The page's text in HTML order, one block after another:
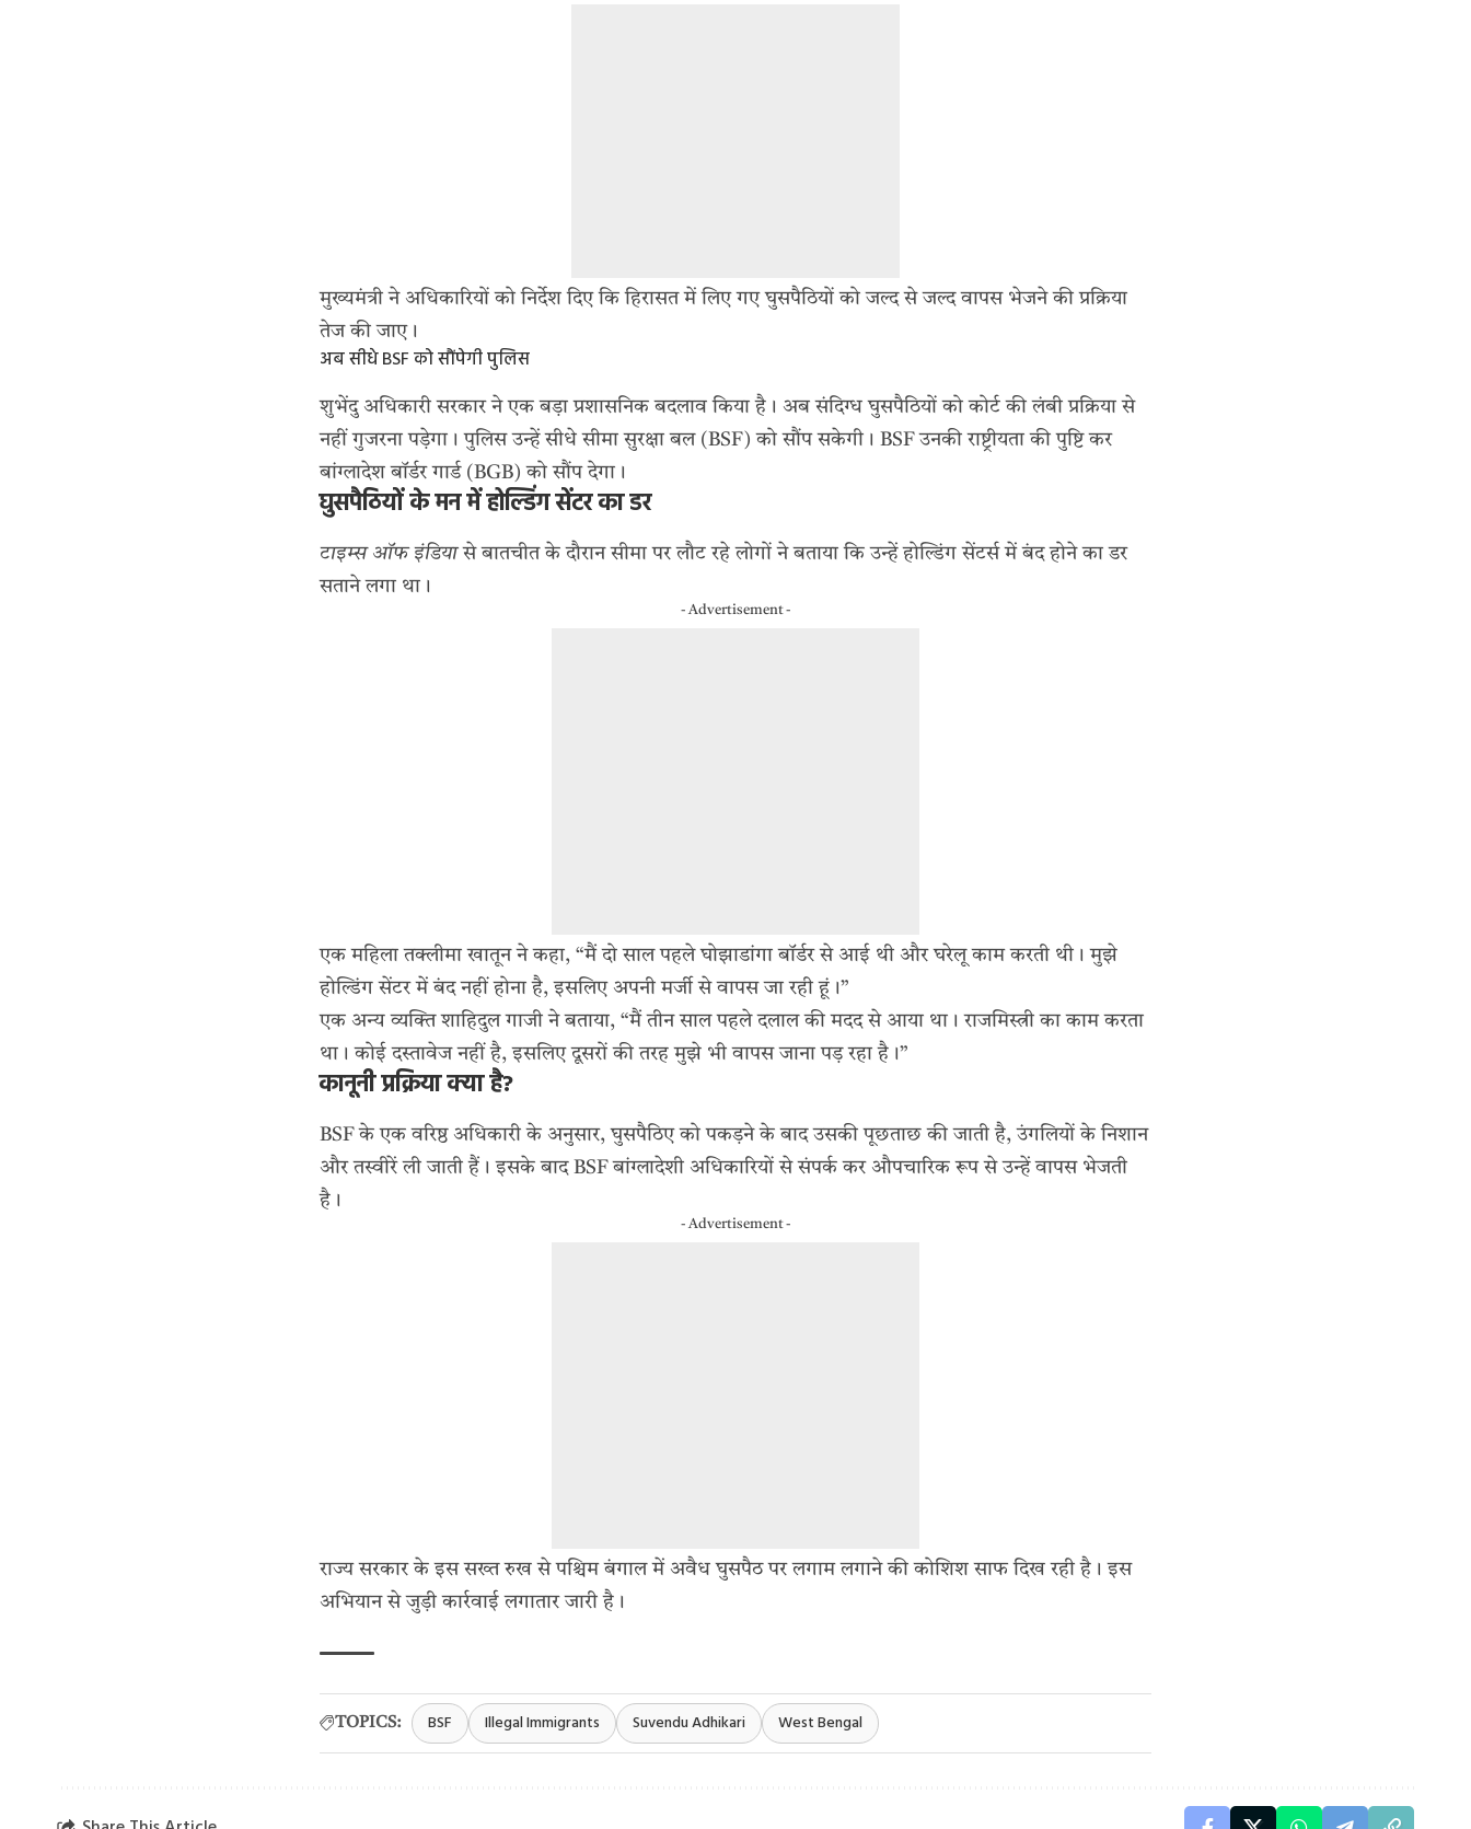
मुख्यमंत्री ने अधिकारियों को निर्देश दिए कि हिरासत में लिए गए घुसपैठियों को जल्द से जल्द वापस भेजने की प्रक्रिया
तेज की जाए।
अब सीधे BSF को सौंपेगी पुलिस
शुभेंदु अधिकारी सरकार ने एक बड़ा प्रशासनिक बदलाव किया है। अब संदिग्ध घुसपैठियों को कोर्ट की लंबी प्रक्रिया से
नहीं गुजरना पड़ेगा। पुलिस उन्हें सीधे सीमा सुरक्षा बल (BSF) को सौंप सकेगी। BSF उनकी राष्ट्रीयता की पुष्टि कर
बांग्लादेश बॉर्डर गार्ड (BGB) को सौंप देगा।
घुसपैठियों के मन में होल्डिंग सेंटर का डर
टाइम्स ऑफ इंडियासे बातचीत के दौरान सीमा पर लौट रहे लोगों ने बताया कि उन्हें होल्डिंग सेंटर्स में बंद होने का डर
सताने लगा था।
- Advertisement -
एक महिला तक्लीमा खातून ने कहा, “मैं दो साल पहले घोझाडांगा बॉर्डर से आई थी और घरेलू काम करती थी। मुझे
होल्डिंग सेंटर में बंद नहीं होना है, इसलिए अपनी मर्जी से वापस जा रही हूं।”
एक अन्य व्यक्ति शाहिदुल गाजी ने बताया, “मैं तीन साल पहले दलाल की मदद से आया था। राजमिस्त्री का काम करता
था। कोई दस्तावेज नहीं है, इसलिए दूसरों की तरह मुझे भी वापस जाना पड़ रहा है।”
कानूनी प्रक्रिया क्या है?
BSF के एक वरिष्ठ अधिकारी के अनुसार, घुसपैठिए को पकड़ने के बाद उसकी पूछताछ की जाती है, उंगलियों के निशान
और तस्वीरें ली जाती हैं। इसके बाद BSF बांग्लादेशी अधिकारियों से संपर्क कर औपचारिक रूप से उन्हें वापस भेजती
है।
- Advertisement -
राज्य सरकार के इस सख्त रुख से पश्चिम बंगाल में अवैध घुसपैठ पर लगाम लगाने की कोशिश साफ दिख रही है। इस
अभियान से जुड़ी कार्रवाई लगातार जारी है।
TOPICS: BSF Illegal Immigrants Suvendu Adhikari West Bengal